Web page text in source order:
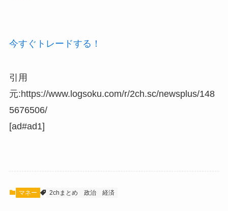
今すぐトレードする！
引用
元:https://www.logsoku.com/r/2ch.sc/newsplus/148
5676506/
[ad#ad1]
マネー 2chまとめ 政治 経済